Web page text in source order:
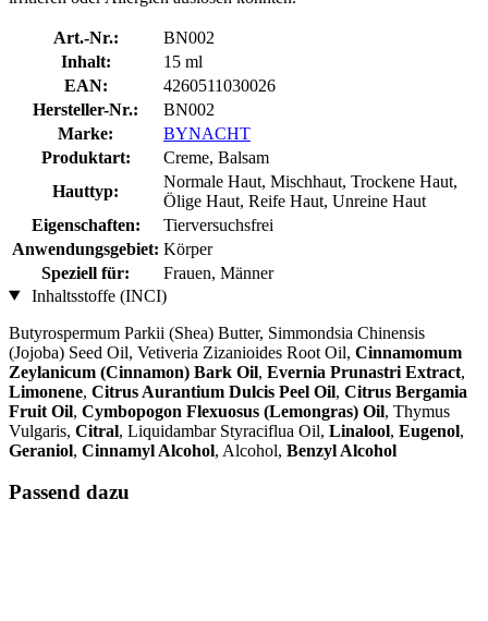
Art.-Nr.:
BN002
Inhalt:
15 ml
EAN:
4260511030026
Hersteller-Nr.:
BN002
Marke:
BYNACHT
Produktart:
Creme, Balsam
Hauttyp:
Normale Haut, Mischhaut, Trockene Haut,
Ölige Haut, Reife Haut, Unreine Haut
Eigenschaften:
Tierversuchsfrei
Anwendungsgebiet: Körper
Speziell für:
Frauen, Männer
Inhaltsstoffe (INCI)
Butyrospermum Parkii (Shea) Butter, Simmondsia Chinensis
(Jojoba) Seed Oil, Vetiveria Zizanioides Root Oil, Cinnamomum
Zeylanicum (Cinnamon) Bark Oil, Evernia Prunastri Extract,
Limonene, Citrus Aurantium Dulcis Peel Oil, Citrus Bergamia
Fruit Oil, Cymbopogon Flexuosus (Lemongras) Oil, Thymus
Vulgaris, Citral, Liquidambar Styraciflua Oil, Linalool, Eugenol,
Geraniol, Cinnamyl Alcohol, Alcohol, Benzyl Alcohol
Passend dazu